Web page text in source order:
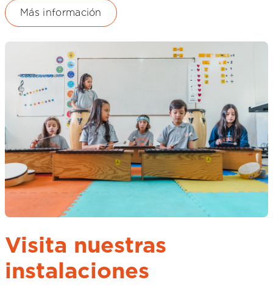
Más información
Visita nuestras
instalaciones